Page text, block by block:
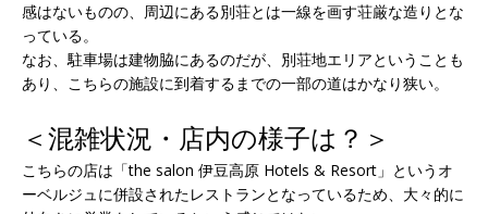
感はないものの、周辺にある別荘とは一線を画す荘厳な造りとな
っている。
なお、駐車場は建物脇にあるのだが、別荘地エリアということも
あり、こちらの施設に到着するまでの一部の道はかなり狭い。
＜混雑状況・店内の様子は？＞
こちらの店は「the salon 伊豆高原 Hotels & Resort」というオ
ーベルジュに併設されたレストランとなっているため、大々的に